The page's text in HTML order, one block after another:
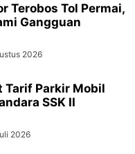
Terobos Tol Permai,
Gangguan
2026
Tarif Parkir Mobil
SSK II
2026